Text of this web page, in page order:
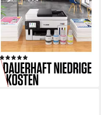
MAXIFY GX6150
Multifunktionsdrucker
600 x 1200 dpi Auflösung Farb Druck
1200 x 1200 dpi Auflösung Scan
Tintendruck Druckverfahren
ab 479,00 €
lieferbar - in 2-3 Werktagen bei dir